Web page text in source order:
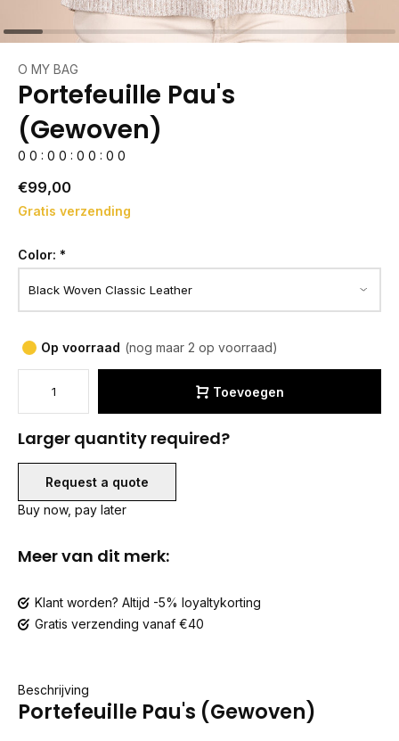
O MY BAG
Portefeuille Pau's
(Gewoven)
0 0 : 0 0 : 0 0 : 0 0
€99,00
Gratis verzending
Color: *
Op voorraad (nog maar 2 op voorraad)
Toevoegen
Larger quantity required?
Request a quote
Buy now, pay later
Meer van dit merk:
Klant worden? Altijd -5% loyaltykorting
Gratis verzending vanaf €40
Beschrijving
Portefeuille Pau's (Gewoven)